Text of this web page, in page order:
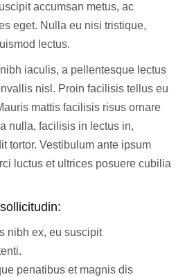
accumsan metus, ac
eget. Nulla eu nisi tristique,
lectus.
iaculis, a pellentesque lectus
nisl. Proin facilisis tellus eu
mattis facilisis risus ornare
nulla, facilisis in lectus in,
tortor. Vestibulum ante ipsum
luctus et ultrices posuere cubilia
nibh ex, eu suscipit
penatibus et magnis dis